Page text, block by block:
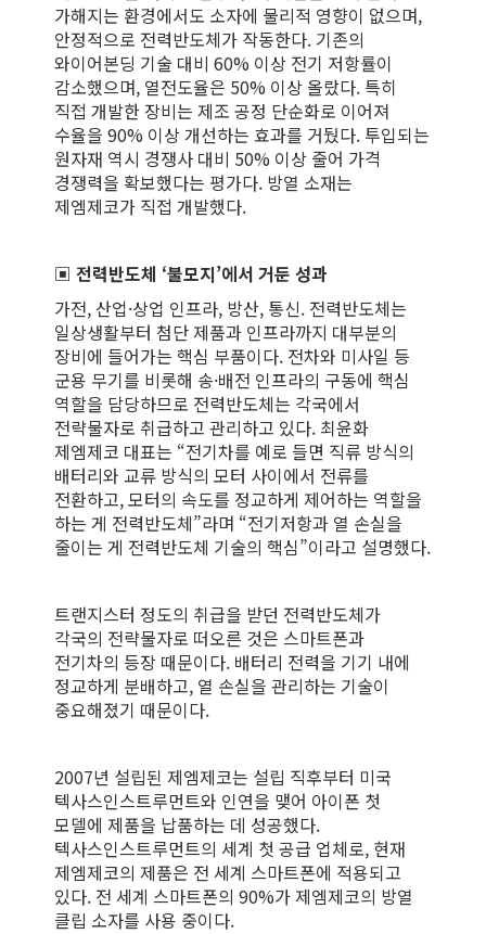
가해지는 환경에서도 소자에 물리적 영향이 없으며,
안정적으로 전력반도체가 작동한다. 기존의
와이어본딩 기술 대비 60% 이상 전기 저항률이
감소했으며, 열전도율은 50% 이상 올랐다. 특히
직접 개발한 장비는 제조 공정 단순화로 이어져
수율을 90% 이상 개선하는 효과를 거뒀다. 투입되는
원자재 역시 경쟁사 대비 50% 이상 줄어 가격
경쟁력을 확보했다는 평가다. 방열 소재는
제엠제코가 직접 개발했다.
▣ 전력반도체 ‘불모지’에서 거둔 성과
가전, 산업·상업 인프라, 방산, 통신. 전력반도체는
일상생활부터 첨단 제품과 인프라까지 대부분의
장비에 들어가는 핵심 부품이다. 전차와 미사일 등
군용 무기를 비롯해 송·배전 인프라의 구동에 핵심
역할을 담당하므로 전력반도체는 각국에서
전략물자로 취급하고 관리하고 있다. 최윤화
제엠제코 대표는 “전기차를 예로 들면 직류 방식의
배터리와 교류 방식의 모터 사이에서 전류를
전환하고, 모터의 속도를 정교하게 제어하는 역할을
하는 게 전력반도체”라며 “전기저항과 열 손실을
줄이는 게 전력반도체 기술의 핵심”이라고 설명했다.
트랜지스터 정도의 취급을 받던 전력반도체가
각국의 전략물자로 떠오른 것은 스마트폰과
전기차의 등장 때문이다. 배터리 전력을 기기 내에
정교하게 분배하고, 열 손실을 관리하는 기술이
중요해졌기 때문이다.
2007년 설립된 제엠제코는 설립 직후부터 미국
텍사스인스트루먼트와 인연을 맺어 아이폰 첫
모델에 제품을 납품하는 데 성공했다.
텍사스인스트루먼트의 세계 첫 공급 업체로, 현재
제엠제코의 제품은 전 세계 스마트폰에 적용되고
있다. 전 세계 스마트폰의 90%가 제엠제코의 방열
클립 소자를 사용 중이다.